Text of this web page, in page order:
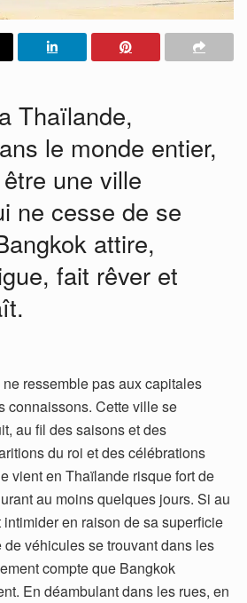
Thaïlande,
le monde entier,
une ville
ne cesse de se
attire,
fait rêver et
ressemble pas aux capitales
connaissons. Cette ville se
au fil des saisons et des
du roi et des célébrations
vient en Thaïlande risque fort de
au moins quelques jours. Si au
en raison de sa superficie
véhicules se trouvant dans les
compte que Bangkok
En déambulant dans les rues, en